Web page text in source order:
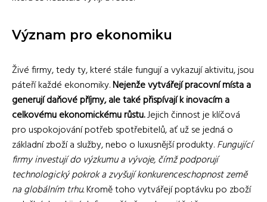
Význam pro ekonomiku
Živé firmy, tedy ty, které stále fungují a vykazují aktivitu, jsou
páteří každé ekonomiky.Nejenže vytvářejí pracovní místa a
generují daňové příjmy, ale také přispívají k inovacím a
celkovému ekonomickému růstu.Jejich činnost je klíčová
pro uspokojování potřeb spotřebitelů, ať už se jedná o
základní zboží a služby, nebo o luxusnější produkty.Fungující
firmy investují do výzkumu a vývoje, čímž podporují
technologický pokrok a zvyšují konkurenceschopnost země
na globálním trhu.Kromě toho vytvářejí poptávku po zboží